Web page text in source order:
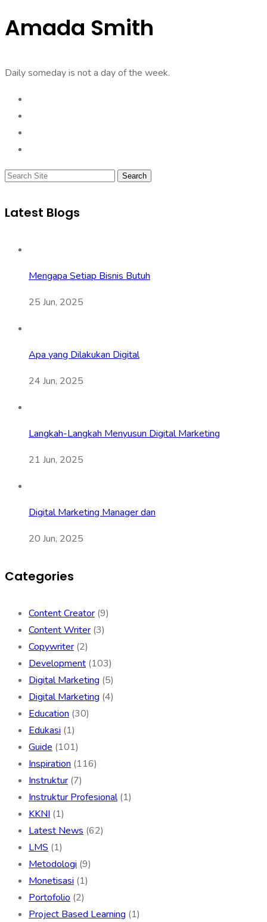
Amada Smith
Daily someday is not a day of the week.
Search
Latest Blogs
Mengapa Setiap Bisnis Butuh
25 Jun, 2025
Apa yang Dilakukan Digital
24 Jun, 2025
Langkah-Langkah Menyusun Digital Marketing
21 Jun, 2025
Digital Marketing Manager dan
20 Jun, 2025
Categories
Content Creator (9)
Content Writer (3)
Copywriter (2)
Development (103)
Digital Marketing (5)
Digital Marketing (4)
Education (30)
Edukasi (1)
Guide (101)
Inspiration (116)
Instruktur (7)
Instruktur Profesional(1)
KKNI (1)
Latest News (62)
LMS (1)
Metodologi (9)
Monetisasi (1)
Portofolio (2)
Project Based Learning (1)